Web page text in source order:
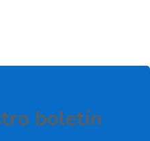
boletí­n